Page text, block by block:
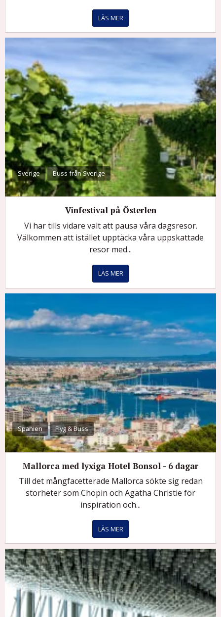
LÄS MER
Sverige Buss från Sverige
Vinfestival på Österlen
Vi har tills vidare valt att pausa våra dagsresor.
Välkommen att istället upptäcka våra uppskattade
resor med...
LÄS MER
Spanien Flyg & Buss
Mallorca med lyxiga Hotel Bonsol - 6 dagar
Till det mångfacetterade Mallorca sökte sig redan
storheter som Chopin och Agatha Christie för
inspiration och...
LÄS MER